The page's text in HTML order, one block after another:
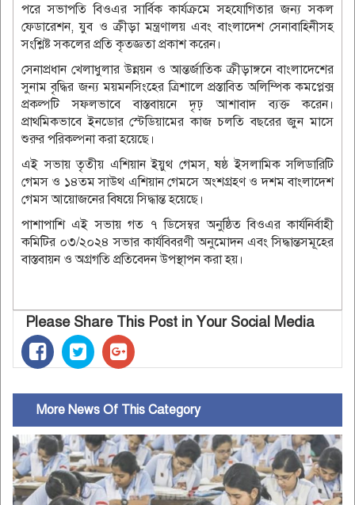
পরে সভাপতি বিওএর সার্বিক কার্যক্রমে সহযোগিতার জন্য সকল
ফেডারেশন, যুব ও ক্রীড়া মন্ত্রণালয় এবং বাংলাদেশ সেনাবাহিনীসহ
সংশ্লিষ্ট সকলের প্রতি কৃতজ্ঞতা প্রকাশ করেন।
সেনাপ্রধান খেলাধুলার উন্নয়ন ও আন্তর্জাতিক ক্রীড়াঙ্গনে বাংলাদেশের
সুনাম বৃদ্ধির জন্য ময়মনসিংহের ত্রিশালে প্রস্তাবিত অলিম্পিক কমপ্লেক্স
প্রকল্পটি সফলভাবে বাস্তবায়নে দৃঢ় আশাবাদ ব্যক্ত করেন।
প্রাথমিকভাবে ইনডোর স্টেডিয়ামের কাজ চলতি বছরের জুন মাসে
শুরুর পরিকল্পনা করা হয়েছে।
এই সভায় তৃতীয় এশিয়ান ইয়ুথ গেমস, ষষ্ঠ ইসলামিক সলিডারিটি
গেমস ও ১৪তম সাউথ এশিয়ান গেমসে অংশগ্রহণ ও দশম বাংলাদেশ
গেমস আয়োজনের বিষয়ে সিদ্ধান্ত হয়েছে।
পাশাপাশি এই সভায় গত ৭ ডিসেম্বর অনুষ্ঠিত বিওএর কার্যনির্বাহী
কমিটির ০৩/২০২৪ সভার কার্যবিবরণী অনুমোদন এবং সিদ্ধান্তসমূহের
বাস্তবায়ন ও অগ্রগতি প্রতিবেদন উপস্থাপন করা হয়।
Please Share This Post in Your Social Media
More News Of This Category